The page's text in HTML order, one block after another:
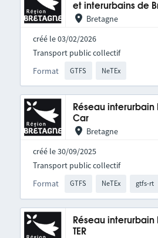
et interurbains de
Bretagne
créé le 03/02/2026
Format GTFS NeTEx
Transport public collectif
Réseau interurbain
Car
Bretagne
créé le 30/09/2025
Format GTFS NeTEx gtfs-rt
Transport public collectif
Réseau interurbain
TER